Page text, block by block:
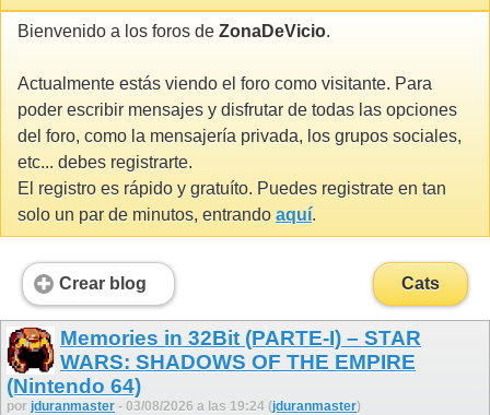
Bienvenido a los foros de ZonaDeVicio.
Actualmente estás viendo el foro como visitante. Para
poder escribir mensajes y disfrutar de todas las opciones
del foro, como la mensajería privada, los grupos sociales,
etc... debes registrarte.
El registro es rápido y gratuíto. Puedes registrate en tan
solo un par de minutos, entrando aquí.
Crear blog Cats
Memories in 32Bit (PARTE-I) – STAR
WARS: SHADOWS OF THE EMPIRE
(Nintendo 64)
por jduranmaster - 03/08/2026 a las 19:24 (jduranmaster)